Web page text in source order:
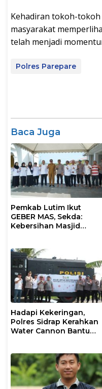
Kehadiran tokoh-
masyarakat
telah menjadi
Polres Parepare
Baca Juga
Pemkab Lutim Ikut
GEBER MAS, Sekda:
Kebersihan Masjid
Hadapi Kekeringan,
Polres Sidrap Kerahkan
Water Cannon Bantu